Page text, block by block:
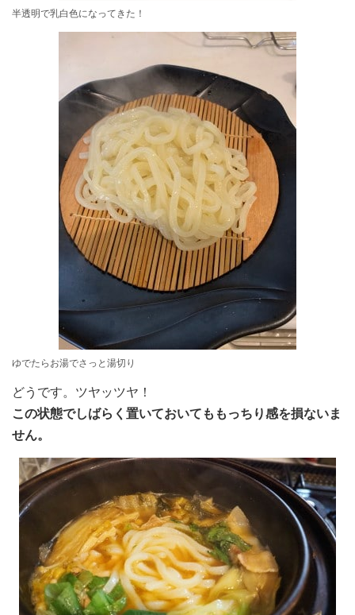
半透明で乳白色になってきた！
ゆでたらお湯でさっと湯切り
どうです。ツヤッツヤ！
この状態でしばらく置いておいてももっちり感を損ないま
せん。